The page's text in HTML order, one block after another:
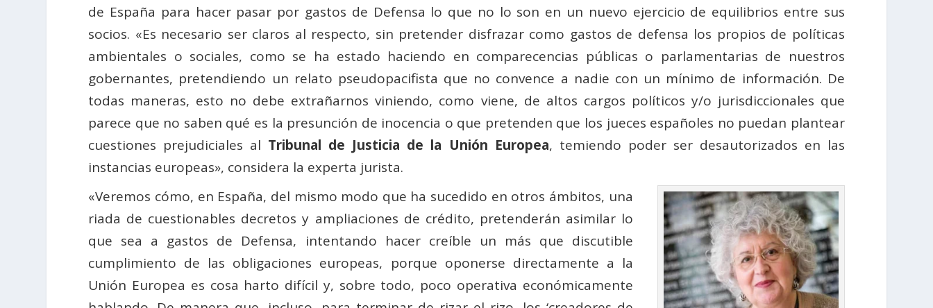
de España para hacer pasar por gastos de Defensa lo que no lo son en un nuevo ejercicio de equilibrios entre sus
socios. «Es necesario ser claros al respecto, sin pretender disfrazar como gastos de defensa los propios de políticas
ambientales o sociales, como se ha estado haciendo en comparecencias públicas o parlamentarias de nuestros
gobernantes, pretendiendo un relato pseudopacifista que no convence a nadie con un mínimo de información. De
todas maneras, esto no debe extrañarnos viniendo, como viene, de altos cargos políticos y/o jurisdiccionales que
parece que no saben qué es la presunción de inocencia o que pretenden que los jueces españoles no puedan plantear
cuestiones prejudiciales al Tribunal de Justicia de la Unión Europea, temiendo poder ser desautorizados en las
instancias europeas», considera la experta jurista.
«Veremos cómo, en España, del mismo modo que ha sucedido en otros ámbitos, una
riada de cuestionables decretos y ampliaciones de crédito, pretenderán asimilar lo
que sea a gastos de Defensa, intentando hacer creíble un más que discutible
cumplimiento de las obligaciones europeas, porque oponerse directamente a la
Unión Europea es cosa harto difícil y, sobre todo, poco operativa económicamente